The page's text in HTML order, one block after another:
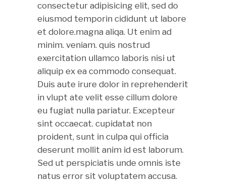
consectetur adipisicing elit, sed do
eiusmod temporin cididunt ut labore
et dolore.magna aliqa. Ut enim ad
minim. veniam. quis nostrud
exercitation ullamco laboris nisi ut
aliquip ex ea commodo consequat.
Duis aute irure dolor in reprehenderit
in vlupt ate velit esse cillum dolore
eu fugiat nulla pariatur. Excepteur
sint occaecat. cupidatat non
proident, sunt in culpa qui officia
deserunt mollit anim id est laborum.
Sed ut perspiciatis unde omnis iste
natus error sit voluptatem accusa.